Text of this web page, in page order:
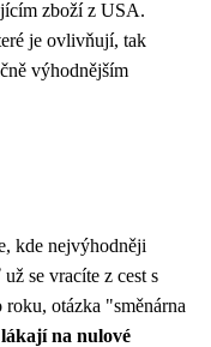
zboží z USA.
je ovlivňují, tak
výhodnějším
kde nejvýhodněji
se vracíte z cest s
otázka "směnárna
na nulové